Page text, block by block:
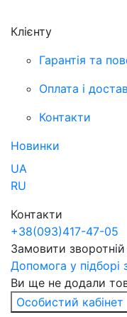
Клієнту
Гарантія та
Оплата і
Контакти
Новинки
UA
RU
Контакти
+38(093)417-47-05
Замовити зворотній
Допомога у підборі
Ви ще не додали
Особистий кабінет